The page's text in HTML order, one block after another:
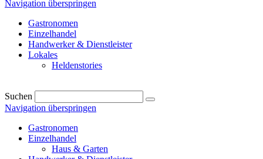
Navigation überspringen
Gastronomen
Einzelhandel
Handwerker & Dienstleister
Lokales
Heldenstories
Suchen
Navigation überspringen
Gastronomen
Einzelhandel
Haus & Garten